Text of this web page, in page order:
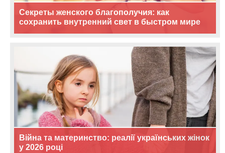
Секреты женского благополучия: как
сохранить внутренний свет в быстром мире
Війна та материнство: реалії українських жінок
у 2026 році